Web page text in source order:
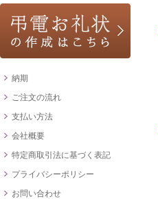
納期
ご注文の流れ
支払い方法
会社概要
特定商取引法に基づく表記
プライバシーポリシー
お問い合わせ